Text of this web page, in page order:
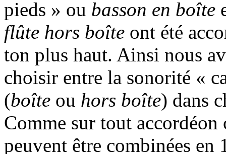
pieds » ou basson en boîte
flûte hors boîte ont été
ton plus haut. Ainsi nous
choisir entre la sonorité «
(boîte ou hors boîte) dans
Comme sur tout accordéon
peuvent être combinées en